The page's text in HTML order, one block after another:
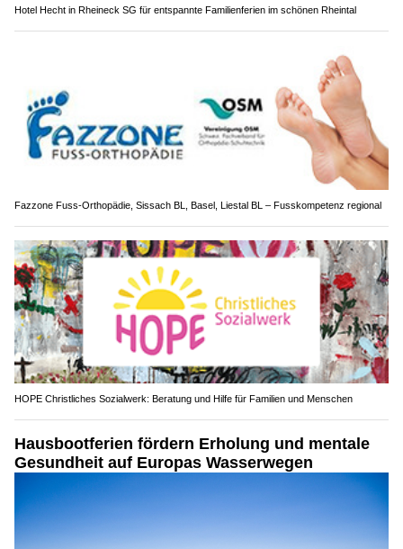
Hotel Hecht in Rheineck SG für entspannte Familienferien im schönen Rheintal
Fazzone Fuss-Orthopädie, Sissach BL, Basel, Liestal BL – Fusskompetenz regional
HOPE Christliches Sozialwerk: Beratung und Hilfe für Familien und Menschen
Hausbootferien fördern Erholung und mentale
Gesundheit auf Europas Wasserwegen